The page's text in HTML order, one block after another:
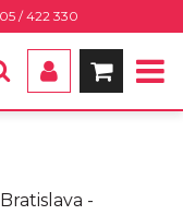
/ 422 330
-